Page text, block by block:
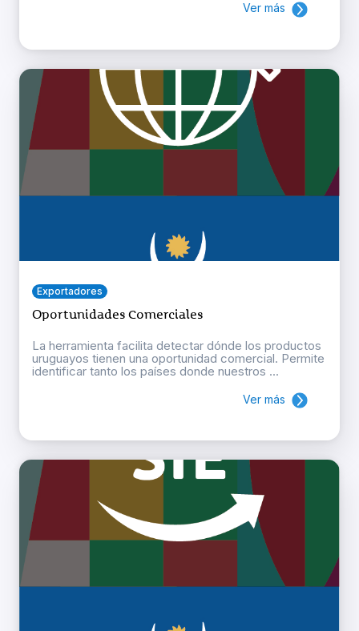
Ver más
Exportadores
Oportunidades Comerciales
La herramienta facilita detectar dónde los productos
uruguayos tienen una oportunidad comercial. Permite
identificar tanto los países donde nuestros ...
Ver más